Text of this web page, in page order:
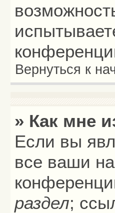
Вернуться к
» Как мне
Если вы
все ваши
раздел;